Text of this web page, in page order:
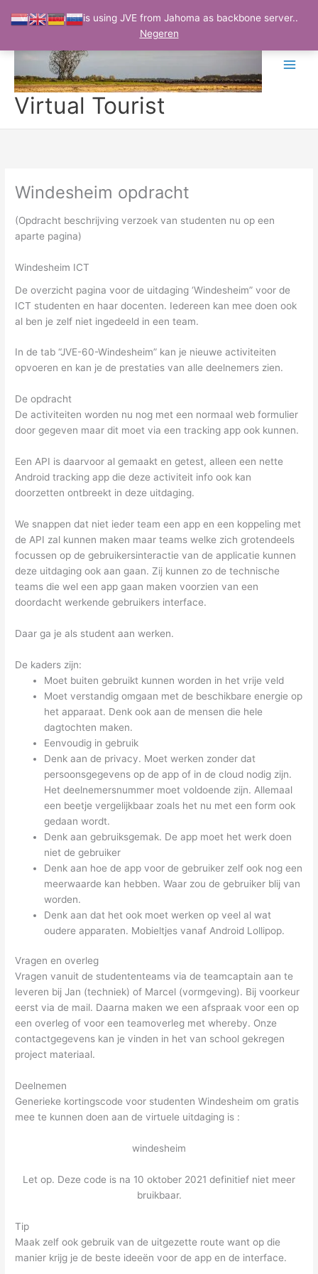
VirtualTourist is using JVE from Jahoma as backbone server..
Negeren
naar
inhoud
Virtual Tourist
Windesheim opdracht
(Opdracht beschrijving verzoek van studenten nu op een
aparte pagina)
Windesheim ICT
De overzicht pagina voor de uitdaging ‘Windesheim” voor de
ICT studenten en haar docenten. Iedereen kan mee doen ook
al ben je zelf niet ingedeeld in een team.
In de tab “JVE-60-Windesheim” kan je nieuwe activiteiten
opvoeren en kan je de prestaties van alle deelnemers zien.
De opdracht
De activiteiten worden nu nog met een normaal web formulier
door gegeven maar dit moet via een tracking app ook kunnen.
Een API is daarvoor al gemaakt en getest, alleen een nette
Android tracking app die deze activiteit info ook kan
doorzetten ontbreekt in deze uitdaging.
We snappen dat niet ieder team een app en een koppeling met
de API zal kunnen maken maar teams welke zich grotendeels
focussen op de gebruikersinteractie van de applicatie kunnen
deze uitdaging ook aan gaan. Zij kunnen zo de technische
teams die wel een app gaan maken voorzien van een
doordacht werkende gebruikers interface.
Daar ga je als student aan werken.
De kaders zijn:
Moet buiten gebruikt kunnen worden in het vrije veld
Moet verstandig omgaan met de beschikbare energie op
het apparaat. Denk ook aan de mensen die hele
dagtochten maken.
Eenvoudig in gebruik
Denk aan de privacy. Moet werken zonder dat
persoonsgegevens op de app of in de cloud nodig zijn.
Het deelnemersnummer moet voldoende zijn. Allemaal
een beetje vergelijkbaar zoals het nu met een form ook
gedaan wordt.
Denk aan gebruiksgemak. De app moet het werk doen
niet de gebruiker
Denk aan hoe de app voor de gebruiker zelf ook nog een
meerwaarde kan hebben. Waar zou de gebruiker blij van
worden.
Denk aan dat het ook moet werken op veel al wat
oudere apparaten. Mobieltjes vanaf Android Lollipop.
Vragen en overleg
Vragen vanuit de studententeams via de teamcaptain aan te
leveren bij Jan (techniek) of Marcel (vormgeving). Bij voorkeur
eerst via de mail. Daarna maken we een afspraak voor een op
een overleg of voor een teamoverleg met whereby. Onze
contactgegevens kan je vinden in het van school gekregen
project materiaal.
Deelnemen
Generieke kortingscode voor studenten Windesheim om gratis
mee te kunnen doen aan de virtuele uitdaging is :
windesheim
Let op. Deze code is na 10 oktober 2021 definitief niet meer
bruikbaar.
Tip
Maak zelf ook gebruik van de uitgezette route want op die
manier krijg je de beste ideeën voor de app en de interface.